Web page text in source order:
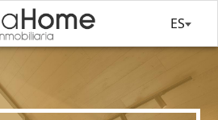
ES